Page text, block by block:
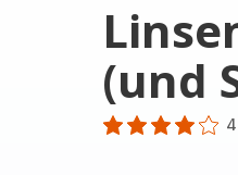
(und
4